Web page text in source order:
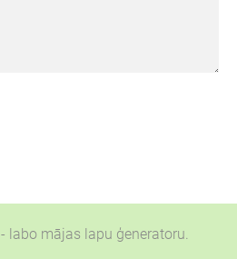
- labo mājas lapu ģeneratoru.